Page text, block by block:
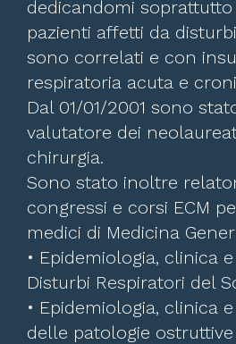
dedicandomi
pazienti affetti da
sono correlati e con
respiratoria acuta e
Dal 01/01/2001 sono
valutatore dei
chirurgia.
Sono stato inoltre
congressi e corsi ECM
medici di Medicina
• Epidemiologia, clinica
Disturbi Respiratori del
• Epidemiologia, clinica
delle patologie